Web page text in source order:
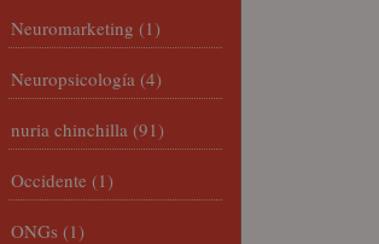
Neuromarketing (1)
Neuropsicología (4)
nuria chinchilla (91)
Occidente (1)
ONGs (1)